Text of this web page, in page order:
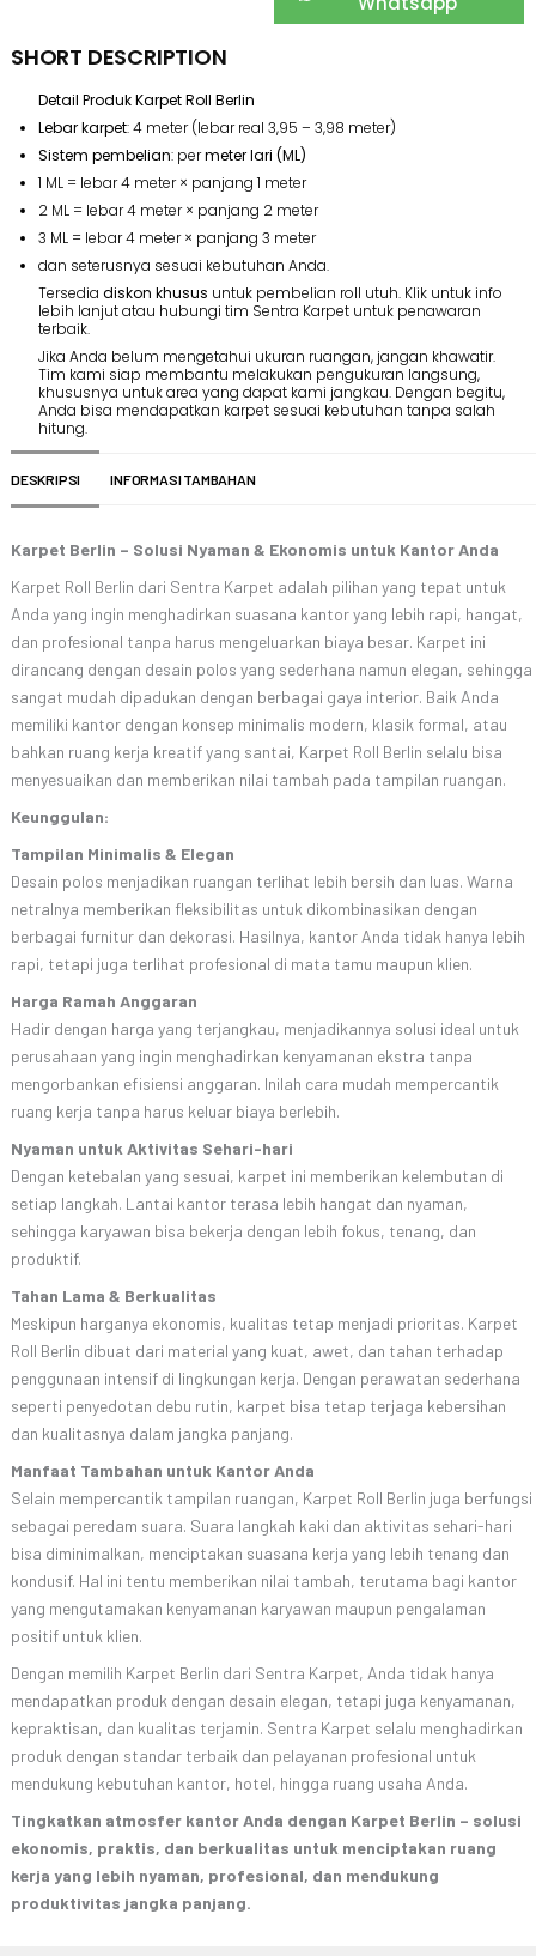
SHORT DESCRIPTION
Detail Produk Karpet Roll Berlin
Lebar karpet: 4 meter (lebar real 3,95 – 3,98 meter)
Sistem pembelian: permeter lari (ML)
1 ML = lebar 4 meter × panjang 1 meter
2 ML = lebar 4 meter × panjang 2 meter
3 ML = lebar 4 meter × panjang 3 meter
dan seterusnya sesuai kebutuhan Anda.
Tersedia diskon khusus untuk pembelian roll utuh. Klik untuk info
lebih lanjut atau hubungi tim Sentra Karpet untuk penawaran
terbaik.
Jika Anda belum mengetahui ukuran ruangan, jangan khawatir.
Tim kami siap membantu melakukan pengukuran langsung,
khususnya untuk area yang dapat kami jangkau. Dengan begitu,
Anda bisa mendapatkan karpet sesuai kebutuhan tanpa salah
hitung.
DESKRIPSI INFORMASI TAMBAHAN
Karpet Berlin – Solusi Nyaman & Ekonomis untuk Kantor Anda
Karpet Roll Berlin dari Sentra Karpet adalah pilihan yang tepat untuk
Anda yang ingin menghadirkan suasana kantor yang lebih rapi, hangat,
dan profesional tanpa harus mengeluarkan biaya besar. Karpet ini
dirancang dengan desain polos yang sederhana namun elegan, sehingga
sangat mudah dipadukan dengan berbagai gaya interior. Baik Anda
memiliki kantor dengan konsep minimalis modern, klasik formal, atau
bahkan ruang kerja kreatif yang santai, Karpet Roll Berlin selalu bisa
menyesuaikan dan memberikan nilai tambah pada tampilan ruangan.
Keunggulan:
Tampilan Minimalis & Elegan
Desain polos menjadikan ruangan terlihat lebih bersih dan luas. Warna
netralnya memberikan fleksibilitas untuk dikombinasikan dengan
berbagai furnitur dan dekorasi. Hasilnya, kantor Anda tidak hanya lebih
rapi, tetapi juga terlihat profesional di mata tamu maupun klien.
Harga Ramah Anggaran
Hadir dengan harga yang terjangkau, menjadikannya solusi ideal untuk
perusahaan yang ingin menghadirkan kenyamanan ekstra tanpa
mengorbankan efisiensi anggaran. Inilah cara mudah mempercantik
ruang kerja tanpa harus keluar biaya berlebih.
Nyaman untuk Aktivitas Sehari-hari
Dengan ketebalan yang sesuai, karpet ini memberikan kelembutan di
setiap langkah. Lantai kantor terasa lebih hangat dan nyaman,
sehingga karyawan bisa bekerja dengan lebih fokus, tenang, dan
produktif.
Tahan Lama & Berkualitas
Meskipun harganya ekonomis, kualitas tetap menjadi prioritas. Karpet
Roll Berlin dibuat dari material yang kuat, awet, dan tahan terhadap
penggunaan intensif di lingkungan kerja. Dengan perawatan sederhana
seperti penyedotan debu rutin, karpet bisa tetap terjaga kebersihan
dan kualitasnya dalam jangka panjang.
Manfaat Tambahan untuk Kantor Anda
Selain mempercantik tampilan ruangan, Karpet Roll Berlin juga berfungsi
sebagai peredam suara. Suara langkah kaki dan aktivitas sehari-hari
bisa diminimalkan, menciptakan suasana kerja yang lebih tenang dan
kondusif. Hal ini tentu memberikan nilai tambah, terutama bagi kantor
yang mengutamakan kenyamanan karyawan maupun pengalaman
positif untuk klien.
Dengan memilih Karpet Berlin dari Sentra Karpet, Anda tidak hanya
mendapatkan produk dengan desain elegan, tetapi juga kenyamanan,
kepraktisan, dan kualitas terjamin. Sentra Karpet selalu menghadirkan
produk dengan standar terbaik dan pelayanan profesional untuk
mendukung kebutuhan kantor, hotel, hingga ruang usaha Anda.
Tingkatkan atmosfer kantor Anda dengan Karpet Berlin – solusi
ekonomis, praktis, dan berkualitas untuk menciptakan ruang
kerja yang lebih nyaman, profesional, dan mendukung
produktivitas jangka panjang.